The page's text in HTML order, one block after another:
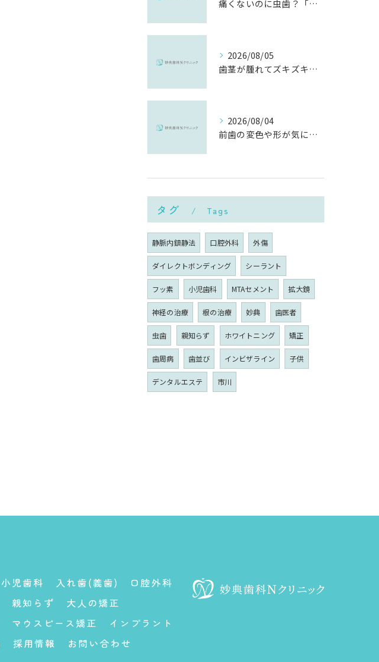
痛くないのに虫歯？「痛みのない虫歯」が進行する理由と発見方法
2026/08/05
歯茎が腫れてズキズキ痛む時の応急処置と、早めに受診すべき理由
2026/08/04
前歯の変色や形が気になる…削らずにきれいに整える「ダイレクトボンディング」とは？
タグ Tags
静脈内鎮静法 口腔外科 外傷
ダイレクトボンディング シーラント
フッ素 小児歯科 MTAセメント 拡大鏡
神経の治療 根の治療 妙典 歯医者
虫歯 親知らず ホワイトニング 矯正
歯周病 歯並び インビザライン 子供
デンタルエステ 市川
小児歯科 入れ歯(義歯)
口腔外科
親知らず
大人の矯正
マウスピース矯正
インプラント
採用情報
お問い合わせ